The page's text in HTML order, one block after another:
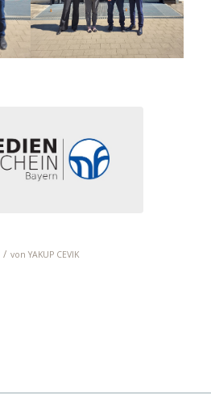
/ von YAKUP CEVIK